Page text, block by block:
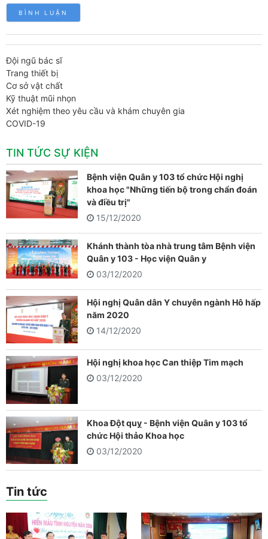
Đội ngũ bác sĩ
Trang thiết bị
Cơ sở vật chất
Kỹ thuật mũi nhọn
Xét nghiệm theo yêu cầu và khám chuyên gia
COVID-19
TIN TỨC SỰ KIỆN
Bệnh viện Quân y 103 tổ chức Hội nghị
khoa học "Những tiến bộ trong chẩn đoán
và điều trị"
15/12/2020
Khánh thành tòa nhà trung tâm Bệnh viện
Quân y 103 - Học viện Quân y
03/12/2020
Hội nghị Quân dân Y chuyên ngành Hô hấp
năm 2020
14/12/2020
Hội nghị khoa học Can thiệp Tim mạch
03/12/2020
Khoa Đột quỵ - Bệnh viện Quân y 103 tổ
chức Hội thảo Khoa học
03/12/2020
Tin tức